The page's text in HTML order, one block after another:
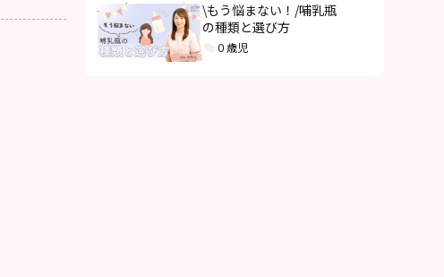
\もう悩まない！/哺乳瓶
の種類と選び方
０歳児